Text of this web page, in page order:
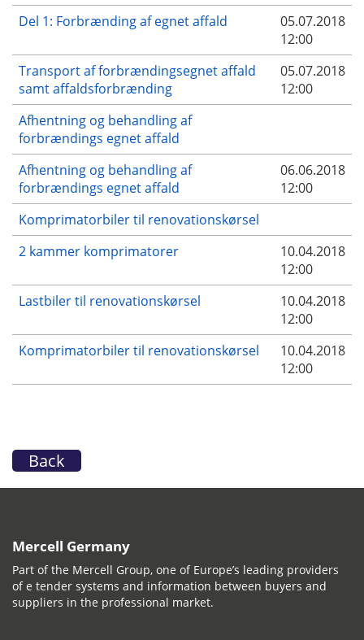
Del 1: Forbrænding af egnet affald
05.07.2018
12:00
Transport af forbrændingsegnet affald
samt affaldsforbrænding
05.07.2018
12:00
Afhentning og behandling af
forbrændings egnet affald
Afhentning og behandling af
forbrændings egnet affald
06.06.2018
12:00
Komprimatorbiler til renovationskørsel
2 kammer komprimatorer
10.04.2018
12:00
Lastbiler til renovationskørsel
10.04.2018
12:00
Komprimatorbiler til renovationskørsel
10.04.2018
12:00
Back
Mercell Germany
Part of the Mercell Group, one of Europe’s leading providers
of e tender systems and information between buyers and
suppliers in the professional market.